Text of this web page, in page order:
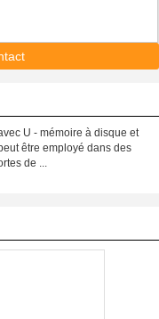
U - mémoire à disque et
être employé dans des
de ...